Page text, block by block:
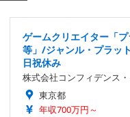
ゲームクリエイター「
等」/ジャンル・プラッ
日祝休み
株式会社コンフィデンス
東京都
年収700万円～